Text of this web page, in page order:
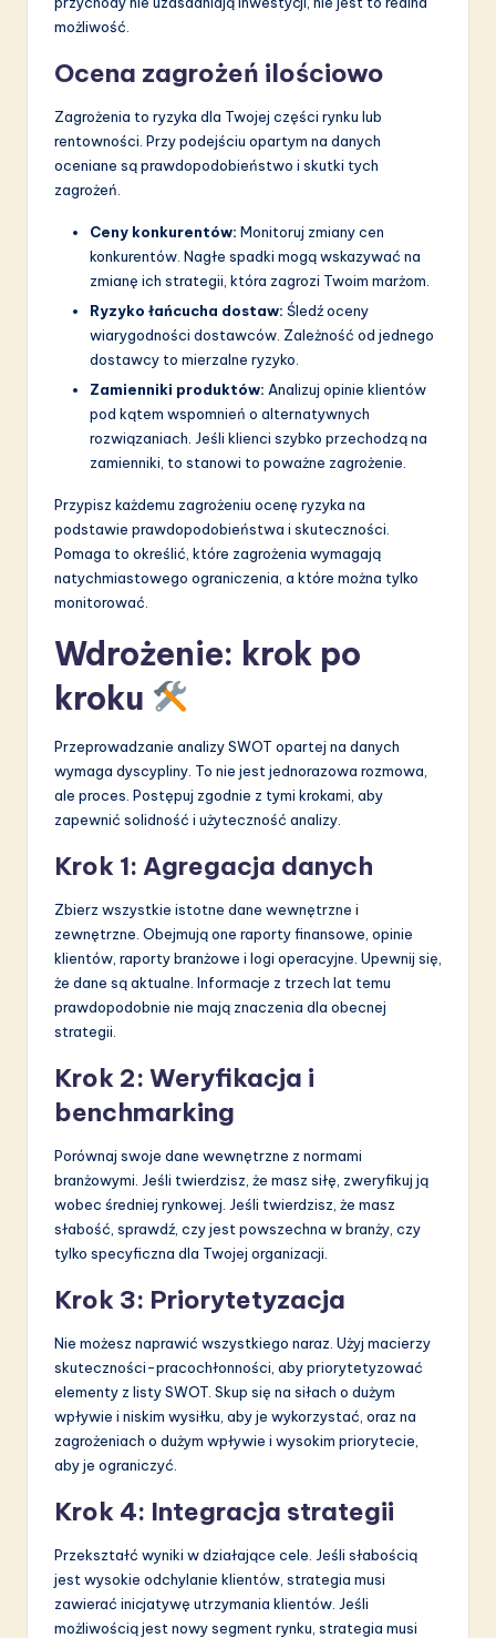
możliwość.
Ocena zagrożeń ilościowo
Zagrożenia to ryzyka dla Twojej części rynku lub
rentowności. Przy podejściu opartym na danych
oceniane są prawdopodobieństwo i skutki tych
zagrożeń.
Ceny konkurentów: Monitoruj zmiany cen
konkurentów. Nagłe spadki mogą wskazywać na
zmianę ich strategii, która zagrozi Twoim marżom.
Ryzyko łańcucha dostaw: Śledź oceny
wiarygodności dostawców. Zależność od jednego
dostawcy to mierzalne ryzyko.
Zamienniki produktów: Analizuj opinie klientów
pod kątem wspomnień o alternatywnych
rozwiązaniach. Jeśli klienci szybko przechodzą na
zamienniki, to stanowi to poważne zagrożenie.
Przypisz każdemu zagrożeniu ocenę ryzyka na
podstawie prawdopodobieństwa i skuteczności.
Pomaga to określić, które zagrożenia wymagają
natychmiastowego ograniczenia, a które można tylko
monitorować.
Wdrożenie: krok po
kroku
Przeprowadzanie analizy SWOT opartej na danych
wymaga dyscypliny. To nie jest jednorazowa rozmowa,
ale proces. Postępuj zgodnie z tymi krokami, aby
zapewnić solidność i użyteczność analizy.
Krok 1: Agregacja danych
Zbierz wszystkie istotne dane wewnętrzne i
zewnętrzne. Obejmują one raporty finansowe, opinie
klientów, raporty branżowe i logi operacyjne. Upewnij się,
że dane są aktualne. Informacje z trzech lat temu
prawdopodobnie nie mają znaczenia dla obecnej
strategii.
Krok 2: Weryfikacja i
benchmarking
Porównaj swoje dane wewnętrzne z normami
branżowymi. Jeśli twierdzisz, że masz siłę, zweryfikuj ją
wobec średniej rynkowej. Jeśli twierdzisz, że masz
słabość, sprawdź, czy jest powszechna w branży, czy
tylko specyficzna dla Twojej organizacji.
Krok 3: Priorytetyzacja
Nie możesz naprawić wszystkiego naraz. Użyj macierzy
skuteczności-pracochłonności, aby priorytetyzować
elementy z listy SWOT. Skup się na siłach o dużym
wpływie i niskim wysiłku, aby je wykorzystać, oraz na
zagrożeniach o dużym wpływie i wysokim priorytecie,
aby je ograniczyć.
Krok 4: Integracja strategii
Przekształć wyniki w działające cele. Jeśli słabością
jest wysokie odchylanie klientów, strategia musi
zawierać inicjatywę utrzymania klientów. Jeśli
możliwością jest nowy segment rynku, strategia musi